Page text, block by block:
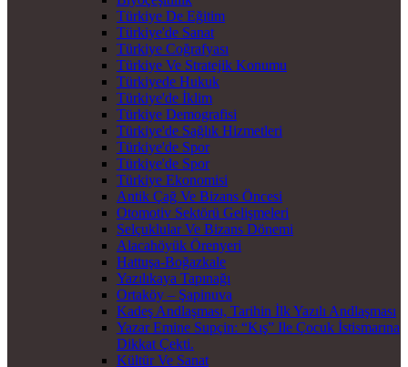
Türkiye De Eğitim
Türkiye'de Sanat
Türkiye Coğrafyası
Türkiye Ve Stratejik Konumu
Türkiyede Hukuk
Türkiye'de İklim
Türkiye Demografisi
Türkiye'de Sağlık Hizmetleri
Türkiye'de Spor
Türkiye'de Spor
Türkiye Ekonomisi
Antik Çağ Ve Bizans Öncesi
Otomotiv Sektörü Gelişmeleri
Selçuklular Ve Bizans Dönemi
Alacahöyük Örenyeri
Hattuşa-Boğazkale
Yazılıkaya Tapınağı
Ortaköy – Şapinuva
Kadeş Andlaşması, Tarihin İlk Yazılı Andlaşması
Yazar Emine Supçin: “Kış” Ile Çocuk İstismarına
Dikkat Çekti.
Kültür Ve Sanat